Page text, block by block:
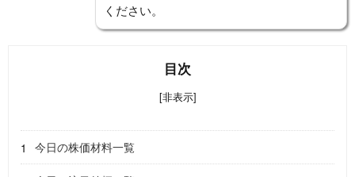
ください。
目次
[非表示]
今日の株価材料一覧